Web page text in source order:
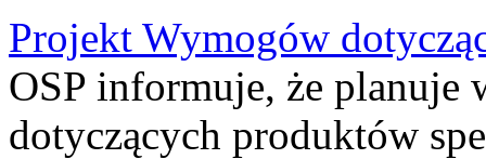
Projekt Wymogów
OSP informuje, że planuje
dotyczących produktów